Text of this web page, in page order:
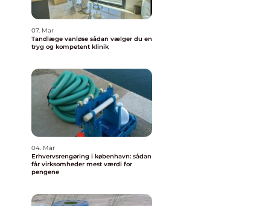
07. Mar
Tandlæge vanløse sådan vælger du en
tryg og kompetent klinik
04. Mar
Erhvervsrengøring i københavn: sådan
får virksomheder mest værdi for
pengene